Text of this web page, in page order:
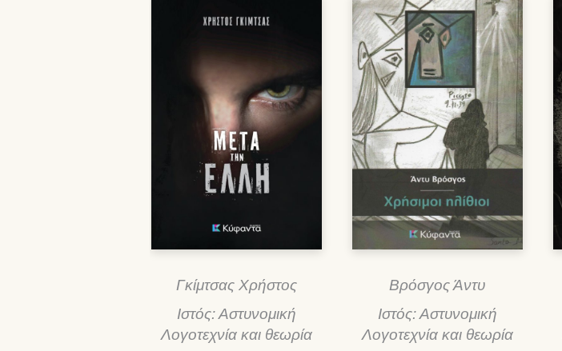
Γκίμτσας Χρήστος
Ιστός: Αστυνομική
Λογοτεχνία και θεωρία
Βρόσγος Άντυ
Ιστός: Αστυνομική
Λογοτεχνία και θεωρία